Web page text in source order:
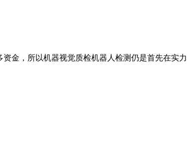
金，所以机器视觉质检机器人检测仍是首先在实力